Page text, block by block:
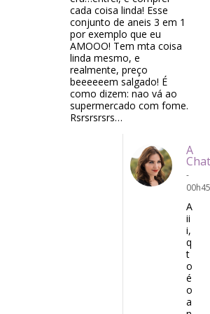
cada coisa linda! Esse
conjunto de aneis 3 em 1
por exemplo que eu
AMOOO! Tem mta coisa
linda mesmo, e
realmente, preço
beeeeeem salgado! É
como dizem: nao vá ao
supermercado com fome.
Rsrsrsrsrs…
A
-
00h45
A
ii
i,
q
t
o
é
o
a